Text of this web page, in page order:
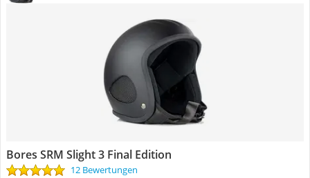
Bores SRM Slight 3 Final Edition
12 Bewertungen